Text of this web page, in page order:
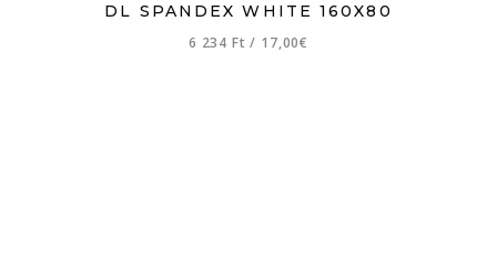
DL SPANDEX WHITE 160X80
6 234 Ft/ 17,00€